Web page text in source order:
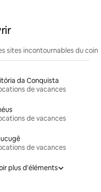
sites incontournables du coin
da Conquista
de vacances
de vacances
de vacances
plus d'éléments